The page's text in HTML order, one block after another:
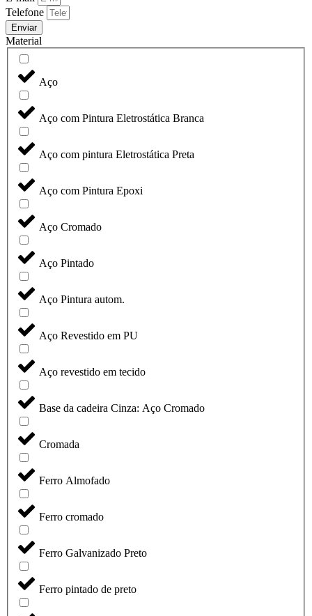
Telefone
Enviar
Material
Aço
Aço com Pintura Eletrostática Branca
Aço com pintura Eletrostática Preta
Aço com Pintura Epoxi
Aço Cromado
Aço Pintado
Aço Pintura autom.
Aço Revestido em PU
Aço revestido em tecido
Base da cadeira Cinza: Aço Cromado
Cromada
Ferro Almofado
Ferro cromado
Ferro Galvanizado Preto
Ferro pintado de preto